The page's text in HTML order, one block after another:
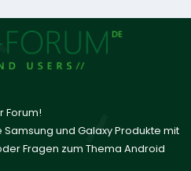
Forum!
und Galaxy Produkte mit
Fragen zum Thema Android